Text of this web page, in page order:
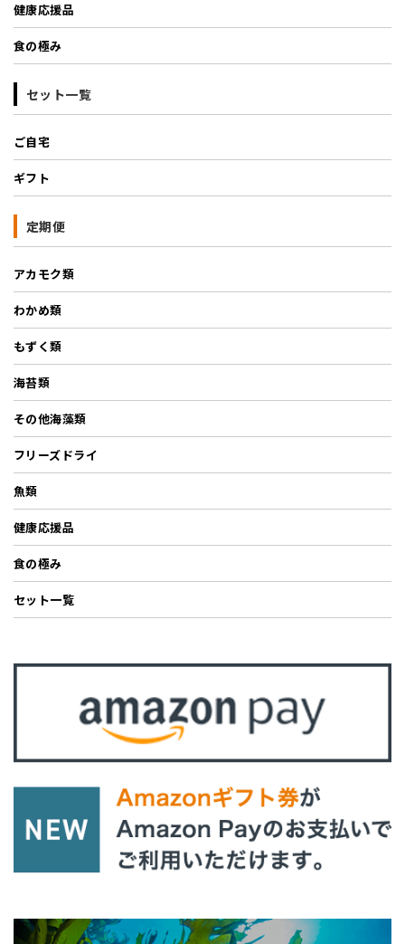
健康応援品
食の極み
セット一覧
ご自宅
ギフト
定期便
アカモク類
わかめ類
もずく類
海苔類
その他海藻類
フリーズドライ
魚類
健康応援品
食の極み
セット一覧